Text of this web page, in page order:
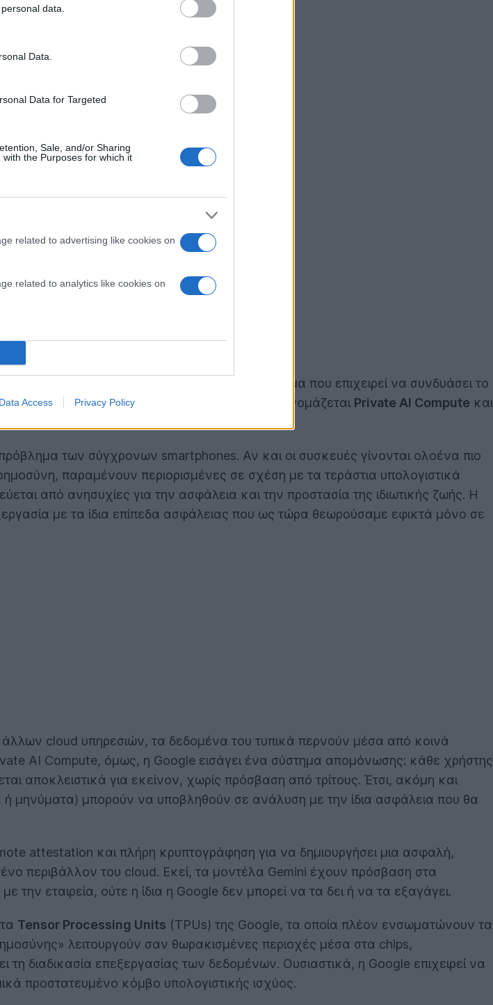
data.
Data.
Data for Targeted
Sale, and/or Sharing
the Purposes for which it
related to advertising like cookies on
related to analytics like cookies on
Data Access Privacy Policy
μια πρωτοποριακή πλατφόρμα που επιχειρεί να συνδυάσει το
στο ίδιο το κινητό. Το νέο σύστημα ονομάζεται Private AI Compute και
των σύγχρονων smartphones. Αν και οι συσκευές γίνονται ολοένα πιο
παραμένουν περιορισμένες σε σχέση με τα τεράστια υπολογιστικά
από ανησυχίες για την ασφάλεια και την προστασία της ιδιωτικής ζωής. Η
με τα ίδια επίπεδα ασφάλειας που ως τώρα θεωρούσαμε εφικτά μόνο σε
cloud υπηρεσιών, τα δεδομένα του τυπικά περνούν μέσα από κοινά
AI Compute, όμως, η Google εισάγει ένα σύστημα απομόνωσης: κάθε χρήστης
αποκλειστικά για εκείνον, χωρίς πρόσβαση από τρίτους. Έτσι, ακόμη και
μηνύματα) μπορούν να υποβληθούν σε ανάλυση με την ίδια ασφάλεια που θα
attestation και πλήρη κρυπτογράφηση για να δημιουργήσει μια ασφαλή,
περιβάλλον του cloud. Εκεί, τα μοντέλα Gemini έχουν πρόσβαση στα
εταιρεία, ούτε η ίδια η Google δεν μπορεί να τα δει ή να τα εξαγάγει.
Tensor Processing Units (TPUs) της Google, τα οποία πλέον ενσωματώνουν τα
λειτουργούν σαν θωρακισμένες περιοχές μέσα στα chips,
διαδικασία επεξεργασίας των δεδομένων. Ουσιαστικά, η Google επιχειρεί να
προστατευμένο κόμβο υπολογιστικής ισχύος.